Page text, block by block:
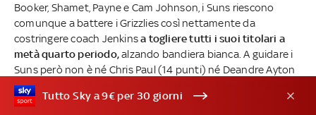
Booker, Shamet, Payne e Cam Johnson, i Suns riescono
comunque a battere i Grizzlies così nettamente da
costringere coach Jenkinsa togliere tutti i suoi titolari a
metà quarto periodo,alzando bandiera bianca. A guidare i
Suns però non è né Chris Paul (14 punti) né Deandre Ayton
(15+10), bensì
Washington Jr., che chiude con 26 punti e 8 assist in uscita
Tutto Sky a 9€ per 30 giorni